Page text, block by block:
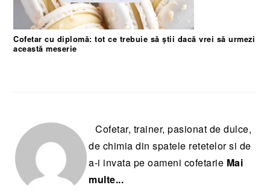
Cofetar cu diplomă: tot ce trebuie să știi dacă vrei să urmezi
această meserie
Cofetar, trainer, pasionat de dulce,
de chimia din spatele retetelor si de
a-i invata pe oameni cofetarie Mai
multe...